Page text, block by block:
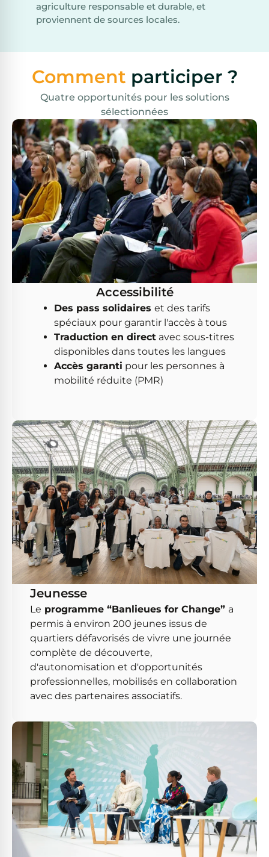
agriculture responsable et durable, et
proviennent de sources locales.
Comment participer ?
Quatre opportunités pour les solutions
sélectionnées
Accessibilité
Des pass solidaires et des tarifs
spéciaux pour garantir l'accès à tous
Traduction en direct avec sous-titres
disponibles dans toutes les langues
Accès garanti pour les personnes à
mobilité réduite (PMR)
Jeunesse
Le programme “Banlieues for Change” a
permis à environ 200 jeunes issus de
quartiers défavorisés de vivre une journée
complète de découverte,
d'autonomisation et d'opportunités
professionnelles, mobilisés en collaboration
avec des partenaires associatifs.